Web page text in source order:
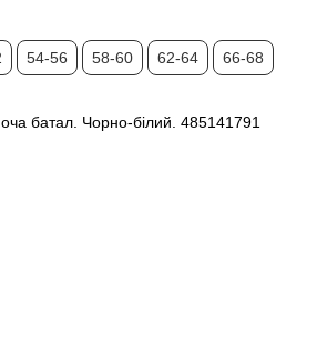
54-56 58-60 62-64 66-68